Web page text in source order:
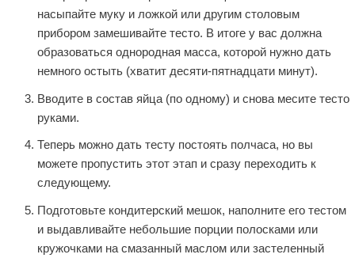
насыпайте муку и ложкой или другим столовым
прибором замешивайте тесто. В итоге у вас должна
образоваться однородная масса, которой нужно дать
немного остыть (хватит десяти-пятнадцати минут).
Вводите в состав яйца (по одному) и снова месите тесто
руками.
Теперь можно дать тесту постоять полчаса, но вы
можете пропустить этот этап и сразу переходить к
следующему.
Подготовьте кондитерский мешок, наполните его тестом
и выдавливайте небольшие порции полосками или
кружочками на смазанный маслом или застеленный